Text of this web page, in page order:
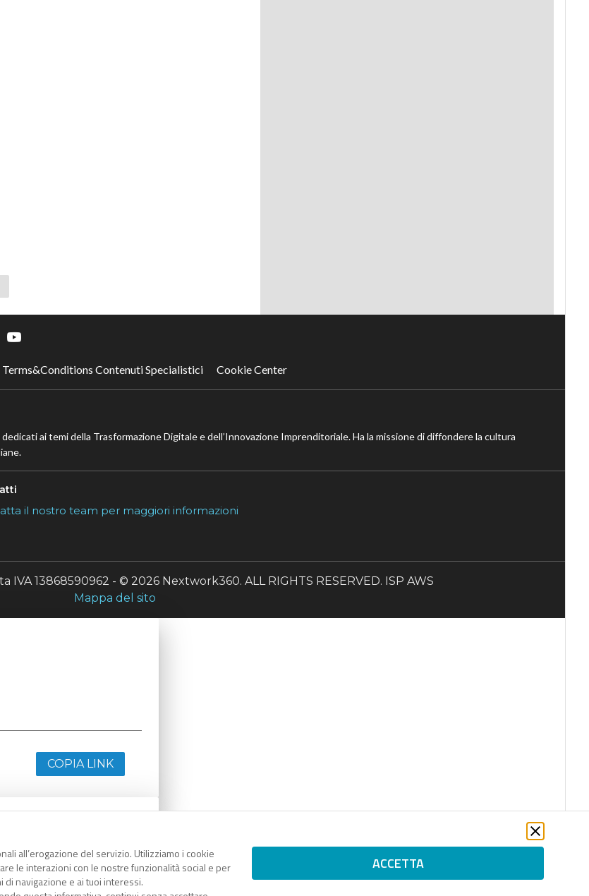
all’erogazione del servizio. Utilizziamo i cookie
le interazioni con le nostre funzionalità social e per
navigazione e ai tuoi interessi.
ACCETTA
Terms&Conditions Contenuti Specialistici Cookie Center
ai temi della Trasformazione Digitale e dell’Innovazione Imprenditoriale. Ha la missione di diffondere la cultura
il nostro team per maggiori informazioni
13868590962 - © 2026 Nextwork360. ALL RIGHTS RESERVED. ISP AWS
Mappa del sito
COPIA LINK